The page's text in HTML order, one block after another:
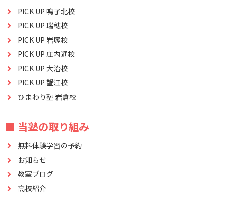
PICK UP 鳴子北校
PICK UP 瑞穂校
PICK UP 岩塚校
PICK UP 庄内通校
PICK UP 大治校
PICK UP 蟹江校
ひまわり塾 岩倉校
■ 当塾の取り組み
無料体験学習の予約
お知らせ
教室ブログ
高校紹介